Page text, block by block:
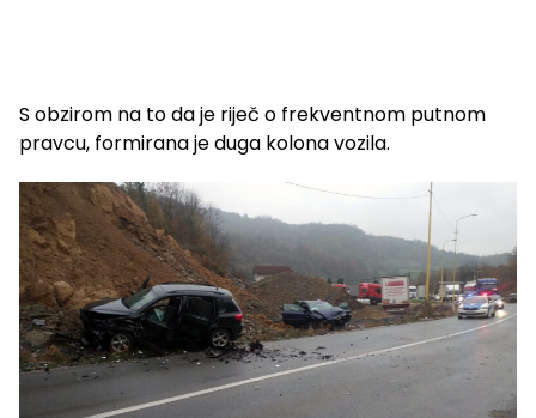
S obzirom na to da je riječ o frekventnom putnom
pravcu, formirana je duga kolona vozila.